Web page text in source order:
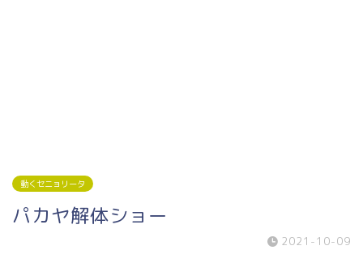
動くセニョリータ
パカヤ解体ショー
2021-10-09